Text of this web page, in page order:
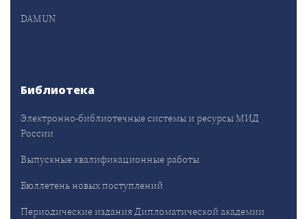
DAMUN
Библиотека
Электронно-библиотечные системы и ресурсы МИД
России
Выпускные квалификационные работы
Бюллетень новых поступлений
Периодические издания Дипломатической академии